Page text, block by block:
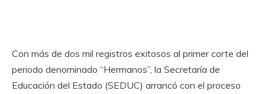
Con más de dos mil registros exitosos al primer corte del
periodo denominado “Hermanos”, la Secretaría de
Educación del Estado (SEDUC) arrancó con el proceso